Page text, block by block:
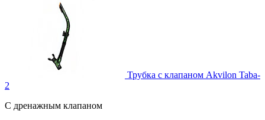
Трубка с клапаном Akvilon Taba-
2
С дренажным клапаном